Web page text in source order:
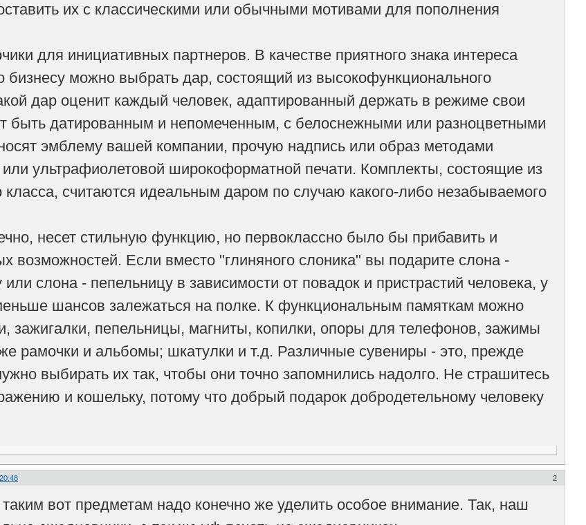
их с классическими или обычными мотивами для пополнения
для инициативных партнеров. В качестве приятного знака интереса
бизнесу можно выбрать дар, состоящий из высокофункционального
дар оценит каждый человек, адаптированный держать в режиме свои
быть датированным и непомеченным, с белоснежными или разноцветными
эмблему вашей компании, прочую надпись или образ методами
ультрафиолетовой широкоформатной печати. Комплекты, состоящие из
класса, считаются идеальным даром по случаю какого-либо незабываемого
несет стильную функцию, но первоклассно было бы прибавить и
возможностей. Если вместо "глиняного слоника" вы подарите слона -
или слона - пепельницу в зависимости от повадок и пристрастий человека, у
шансов залежаться на полке. К функциональным памяткам можно
зажигалки, пепельницы, магниты, копилки, опоры для телефонов, зажимы
рамочки и альбомы; шкатулки и т.д. Различные сувениры - это, прежде
выбирать их так, чтобы они точно запомнились надолго. Не страшитесь
и кошельку, потому что добрый подарок добродетельному человеку
2
вот предметам надо конечно же уделить особое внимание. Так, наш